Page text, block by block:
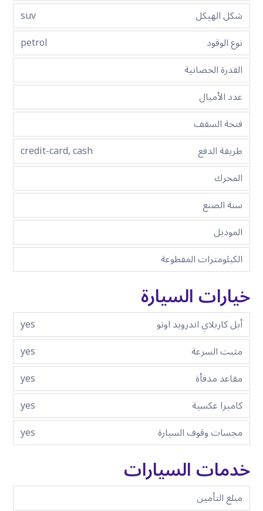
شكل الهيكل
suv
نوع الوقود
petrol
القدرة الحصانية
عدد الأميال
فتحة السقف
طريقة الدفع
credit-card, cash
المحرك
سنة الصنع
الموديل
الكيلومترات المقطوعة
خيارات السيارة
أبل كاربلاي اندرويد اوتو
yes
مثبت السرعة
yes
مقاعد مدفأة
yes
كاميرا عكسية
yes
مجسات وقوف السيارة
yes
خدمات السيارات
مبلغ التأمين